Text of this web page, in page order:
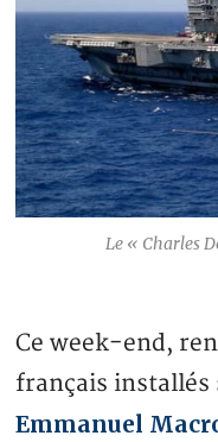
Le « Charles
Ce week-end,
français installés
Emmanuel